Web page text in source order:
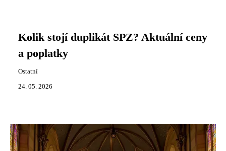
Kolik stojí duplikát SPZ? Aktuální ceny
a poplatky
Ostatní
24. 05. 2026